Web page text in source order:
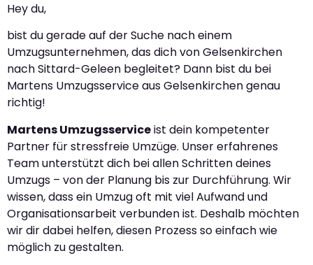
Hey du,
bist du gerade auf der Suche nach einem
Umzugsunternehmen, das dich von Gelsenkirchen
nach Sittard-Geleen begleitet? Dann bist du bei
Martens Umzugsservice aus Gelsenkirchen genau
richtig!
Martens Umzugsserviceist dein kompetenter
Partner für stressfreie Umzüge. Unser erfahrenes
Team unterstützt dich bei allen Schritten deines
Umzugs – von der Planung bis zur Durchführung. Wir
wissen, dass ein Umzug oft mit viel Aufwand und
Organisationsarbeit verbunden ist. Deshalb möchten
wir dir dabei helfen, diesen Prozess so einfach wie
möglich zu gestalten.